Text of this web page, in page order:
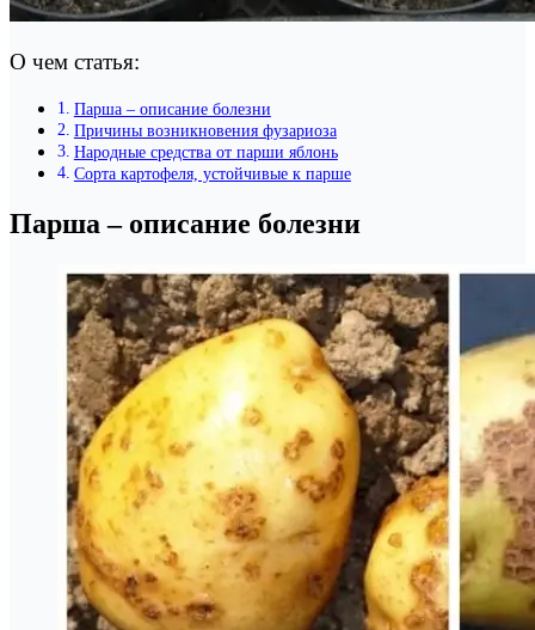
О чем статья:
Парша – описание болезни
Причины возникновения фузариоза
Народные средства от парши яблонь
Сорта картофеля, устойчивые к парше
Парша – описание болезни